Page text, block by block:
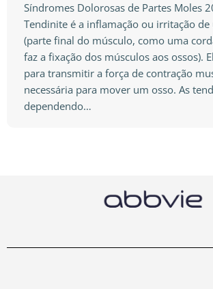
Síndromes Dolorosas de Partes Moles
Tendinite é a inflamação ou irritação
(parte final do músculo, como uma
faz a fixação dos músculos aos ossos).
para transmitir a força de contração
necessária para mover um osso. As
dependendo…